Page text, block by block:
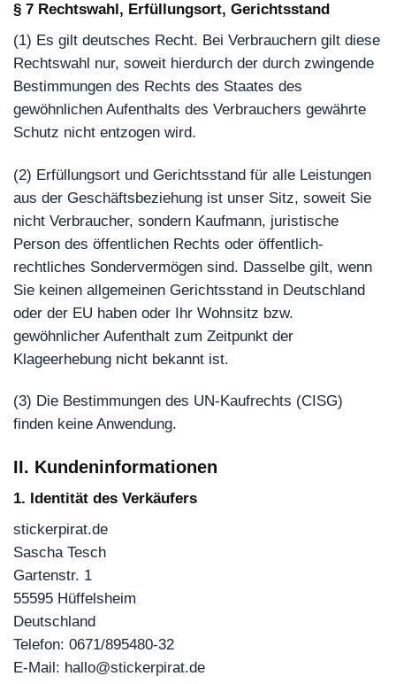
§ 7 Rechtswahl, Erfüllungsort, Gerichtsstand
(1) Es gilt deutsches Recht. Bei Verbrauchern gilt diese
Rechtswahl nur, soweit hierdurch der durch zwingende
Bestimmungen des Rechts des Staates des
gewöhnlichen Aufenthalts des Verbrauchers gewährte
Schutz nicht entzogen wird.
(2) Erfüllungsort und Gerichtsstand für alle Leistungen
aus der Geschäftsbeziehung ist unser Sitz, soweit Sie
nicht Verbraucher, sondern Kaufmann, juristische
Person des öffentlichen Rechts oder öffentlich-
rechtliches Sondervermögen sind. Dasselbe gilt, wenn
Sie keinen allgemeinen Gerichtsstand in Deutschland
oder der EU haben oder Ihr Wohnsitz bzw.
gewöhnlicher Aufenthalt zum Zeitpunkt der
Klageerhebung nicht bekannt ist.
(3) Die Bestimmungen des UN-Kaufrechts (CISG)
finden keine Anwendung.
II. Kundeninformationen
1. Identität des Verkäufers
stickerpirat.de
Sascha Tesch
Gartenstr. 1
55595 Hüffelsheim
Deutschland
Telefon: 0671/895480-32
E-Mail: hallo@stickerpirat.de